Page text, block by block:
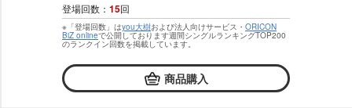
登場回数： 15回
※「登場回数」はyou大樹および法人向けサービス・ ORICON
BiZ onlineで公開しております週間シングルランキングTOP200
のランクイン回数を掲載しています。
商品購入